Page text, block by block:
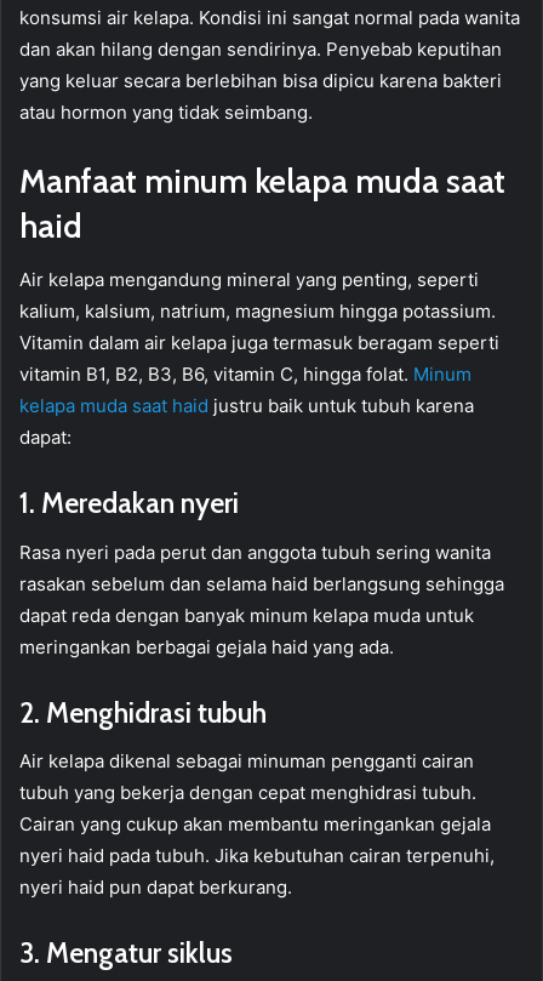
konsumsi air kelapa. Kondisi ini sangat normal pada wanita
dan akan hilang dengan sendirinya. Penyebab keputihan
yang keluar secara berlebihan bisa dipicu karena bakteri
atau hormon yang tidak seimbang.
Manfaat minum kelapa muda saat
haid
Air kelapa mengandung mineral yang penting, seperti
kalium, kalsium, natrium, magnesium hingga potassium.
Vitamin dalam air kelapa juga termasuk beragam seperti
vitamin B1, B2, B3, B6, vitamin C, hingga folat. Minum
kelapa muda saat haid justru baik untuk tubuh karena
dapat:
1. Meredakan nyeri
Rasa nyeri pada perut dan anggota tubuh sering wanita
rasakan sebelum dan selama haid berlangsung sehingga
dapat reda dengan banyak minum kelapa muda untuk
meringankan berbagai gejala haid yang ada.
2. Menghidrasi tubuh
Air kelapa dikenal sebagai minuman pengganti cairan
tubuh yang bekerja dengan cepat menghidrasi tubuh.
Cairan yang cukup akan membantu meringankan gejala
nyeri haid pada tubuh. Jika kebutuhan cairan terpenuhi,
nyeri haid pun dapat berkurang.
3. Mengatur siklus